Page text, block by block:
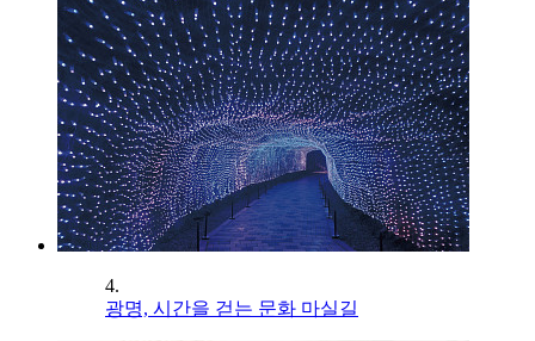
4.
광명, 시간을 걷는 문화 마실길